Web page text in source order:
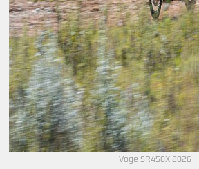
Voge SR450X 2026